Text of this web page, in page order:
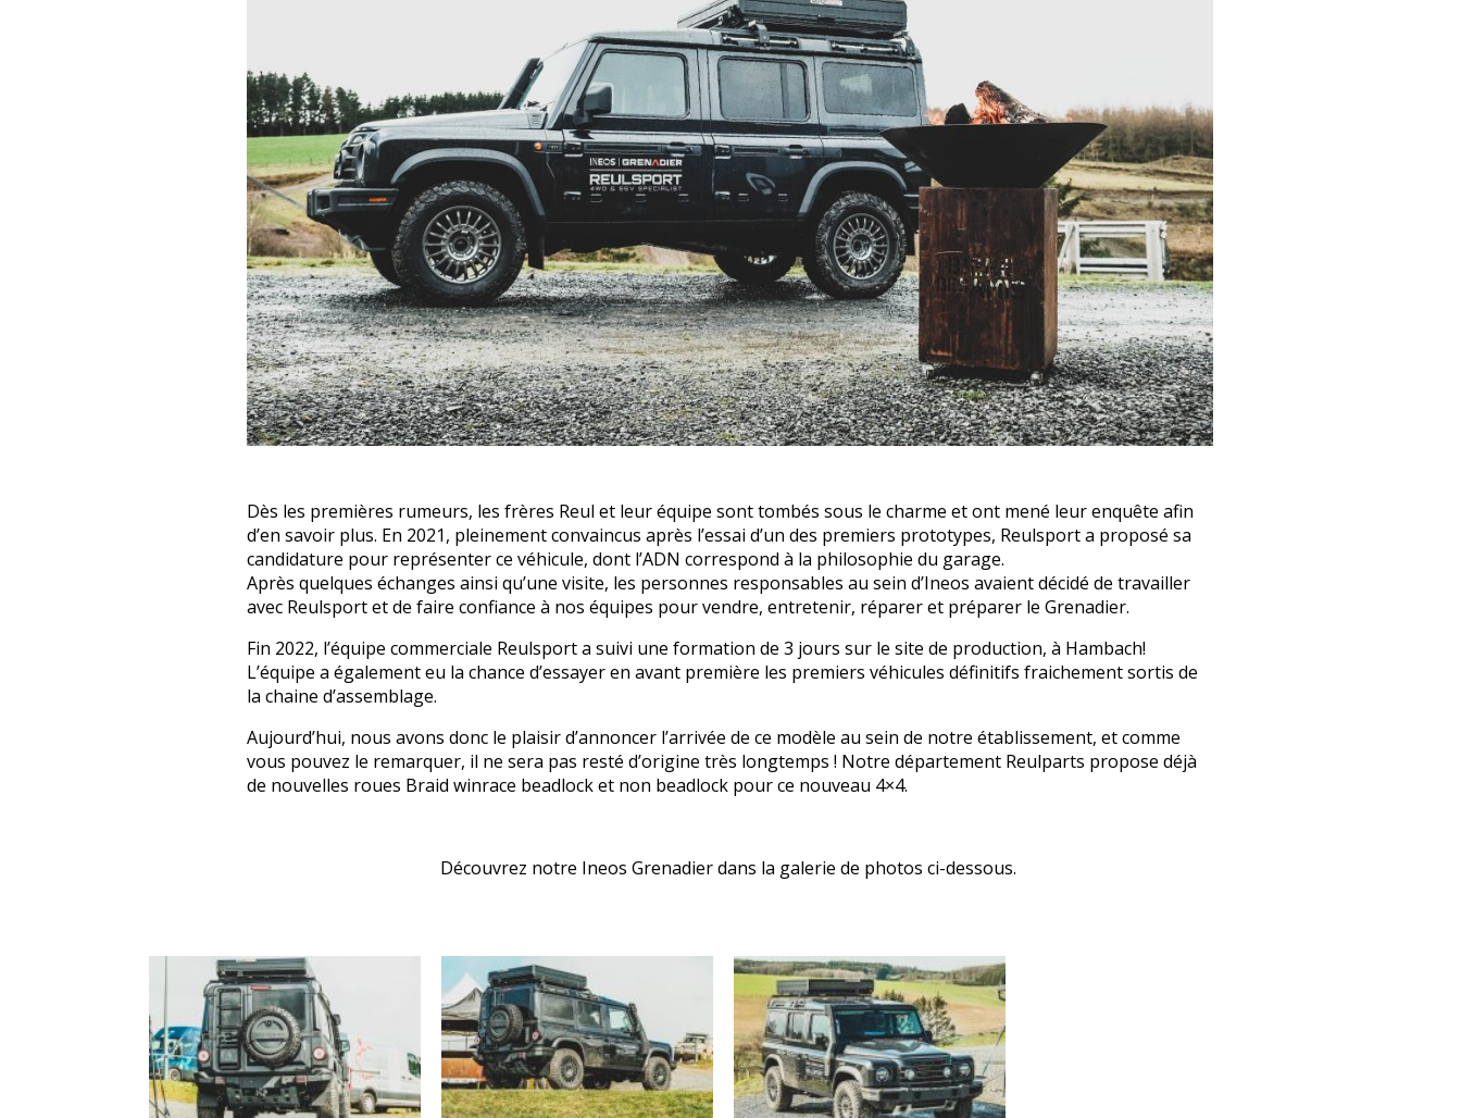
Dès les premières rumeurs, les frères Reul et leur équipe sont tombés sous le charme et ont mené leur enquête afin
d’en savoir plus. En 2021, pleinement convaincus après l’essai d’un des premiers prototypes, Reulsport a proposé sa
candidature pour représenter ce véhicule, dont l’ADN correspond à la philosophie du garage.
Après quelques échanges ainsi qu’une visite, les personnes responsables au sein d’Ineos avaient décidé de travailler
avec Reulsport et de faire confiance à nos équipes pour vendre, entretenir, réparer et préparer le Grenadier.
Fin 2022, l’équipe commerciale Reulsport a suivi une formation de 3 jours sur le site de production, à Hambach!
L’équipe a également eu la chance d’essayer en avant première les premiers véhicules définitifs fraichement sortis de
la chaine d’assemblage.
Aujourd’hui, nous avons donc le plaisir d’annoncer l’arrivée de ce modèle au sein de notre établissement, et comme
vous pouvez le remarquer, il ne sera pas resté d’origine très longtemps ! Notre département Reulparts propose déjà
de nouvelles roues Braid winrace beadlocket non beadlock pour ce nouveau 4×4.
Découvrez notre Ineos Grenadier dans la galerie de photos ci-dessous.